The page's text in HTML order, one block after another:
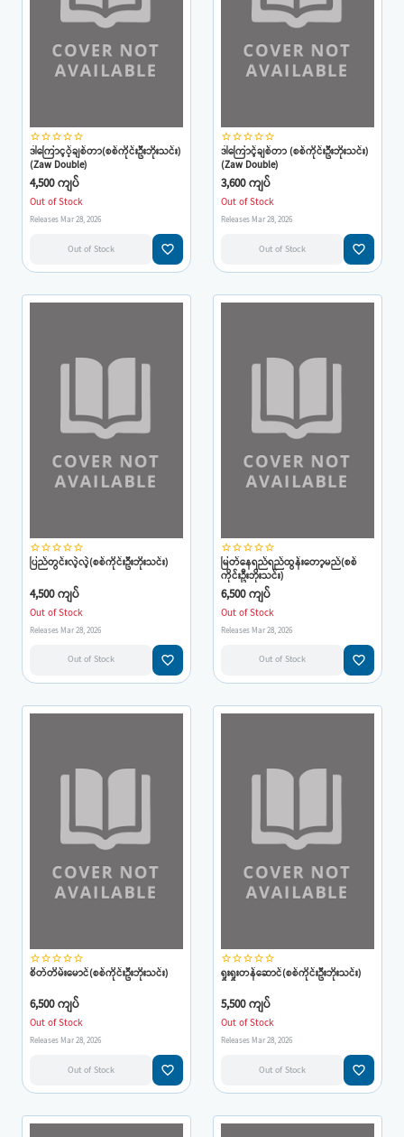
star_borderstar_borderstar_borderstar_borderstar_border
ဒါကြောင့့်ချစ်တာ(စစ်ကိုင်းဦးဘိုးသင်း)
(Zaw Double)
4,500 ကျပ်
Out of Stock
Releases Mar 28, 2026
Out of Stock favorite_border
star_borderstar_borderstar_borderstar_borderstar_border
ဒါကြောင့်ချစ်တာ (စစ်ကိုင်းဦးဘိုးသင်း)
(Zaw Double)
3,600 ကျပ်
Out of Stock
Releases Mar 28, 2026
Out of Stock favorite_border
star_borderstar_borderstar_borderstar_borderstar_border
ပြည်တွင်းလဲ့လဲ့(စစ်ကိုင်းဦးဘိုးသင်း)
4,500 ကျပ်
Out of Stock
Releases Mar 28, 2026
Out of Stock favorite_border
star_borderstar_borderstar_borderstar_borderstar_border
မြတ်နေရည်ရည်ထွန်းတော့မည်(စစ်
ကိုင်းဦးဘိုးသင်း)
6,500 ကျပ်
Out of Stock
Releases Mar 28, 2026
Out of Stock favorite_border
star_borderstar_borderstar_borderstar_borderstar_border
စိတ်တိမ်းမောင်(စစ်ကိုင်းဦးဘိုးသင်း)
6,500 ကျပ်
Out of Stock
Releases Mar 28, 2026
Out of Stock favorite_border
star_borderstar_borderstar_borderstar_borderstar_border
ရှုးရှုးတန်ဆောင်(စစ်ကိုင်းဦးဘိုးသင်း)
5,500 ကျပ်
Out of Stock
Releases Mar 28, 2026
Out of Stock favorite_border